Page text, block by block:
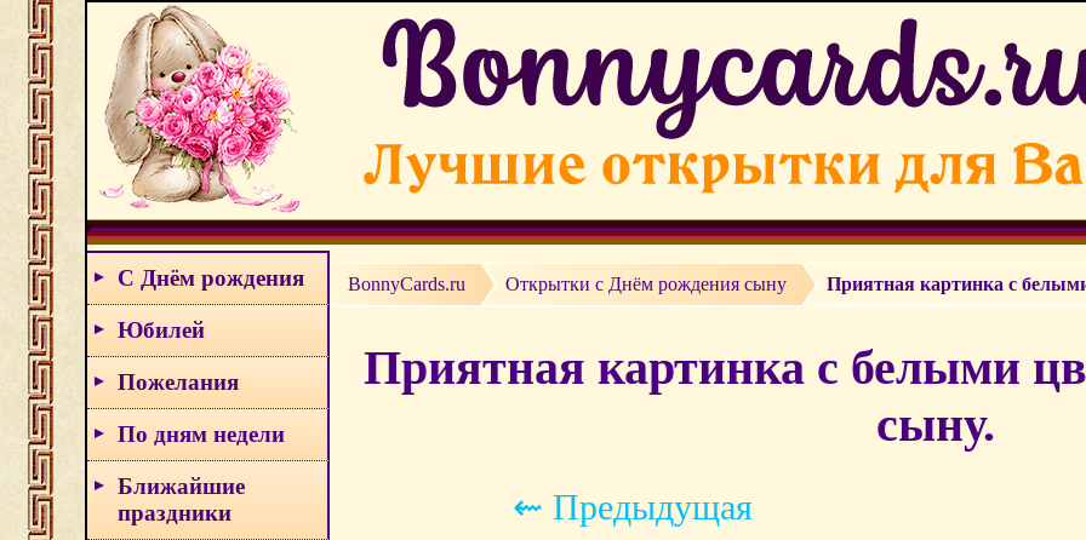
С Днём рождения
Юбилей
Пожелания
По дням недели
Ближайшие
праздники
BonnyCards.ru Открытки c Днём рождения сыну Приятная картинка с
Приятная картинка с белыми
сыну.
⇜ Предыдущая